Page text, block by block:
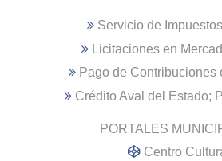
Servicio de
Licitaciones en
Pago de Contribuciones
Crédito Aval del Estado;
PORTALES
Centro